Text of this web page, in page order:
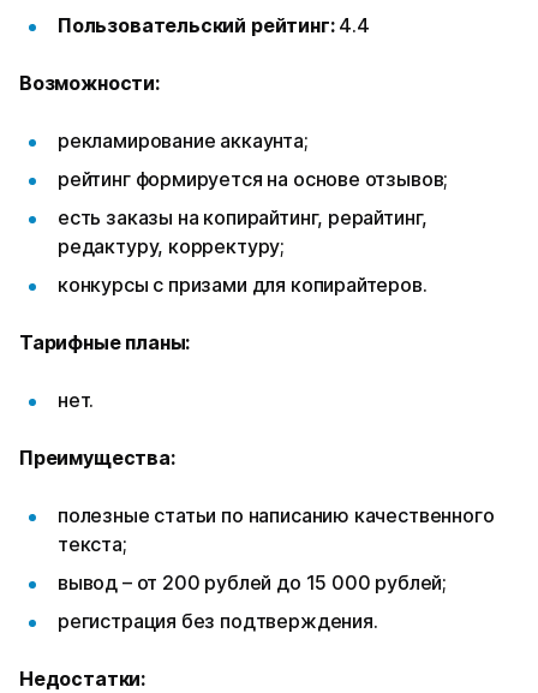
Пользовательский рейтинг: 4.4
Возможности:
рекламирование аккаунта;
рейтинг формируется на основе отзывов;
есть заказы на копирайтинг, рерайтинг,
редактуру, корректуру;
конкурсы с призами для копирайтеров.
Тарифные планы:
нет.
Преимущества:
полезные статьи по написанию качественного
текста;
вывод – от 200 рублей до 15 000 рублей;
регистрация без подтверждения.
Недостатки: